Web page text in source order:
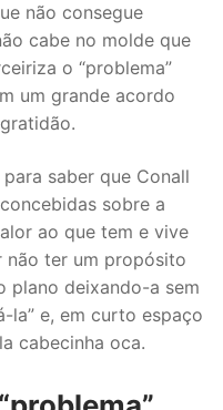
não consegue
cabe no molde que
o “problema”
um grande acordo
saber que Conall
sobre a
ao que tem e vive
não ter um propósito
plano deixando-a sem
la” e, em curto espaço
cabecinha oca.